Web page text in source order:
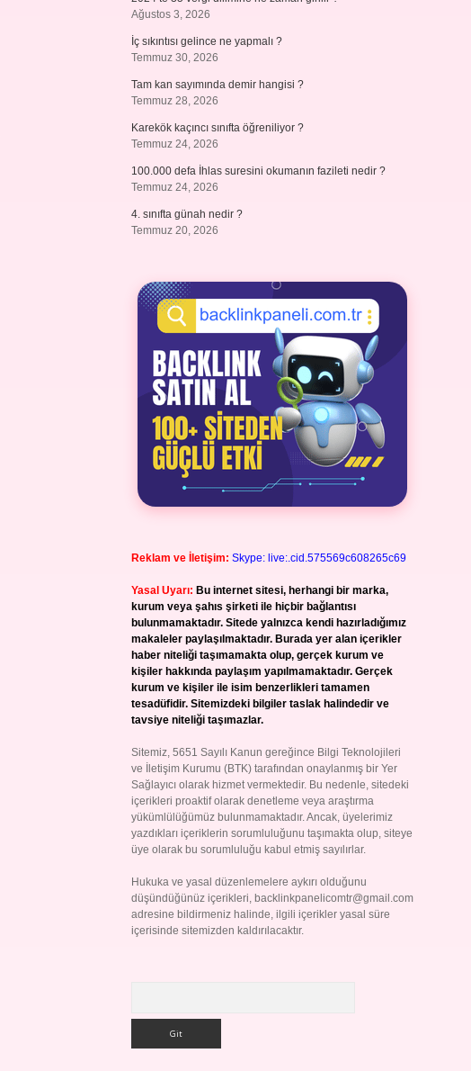
Ağustos 3, 2026
İç sıkıntısı gelince ne yapmalı ?
Temmuz 30, 2026
Tam kan sayımında demir hangisi ?
Temmuz 28, 2026
Karekök kaçıncı sınıfta öğreniliyor ?
Temmuz 24, 2026
100.000 defa İhlas suresini okumanın fazileti nedir ?
Temmuz 24, 2026
4. sınıfta günah nedir ?
Temmuz 20, 2026
Reklam ve İletişim: Skype: live:.cid.575569c608265c69
Yasal Uyarı: Bu internet sitesi, herhangi bir marka,
kurum veya şahıs şirketi ile hiçbir bağlantısı
bulunmamaktadır. Sitede yalnızca kendi hazırladığımız
makaleler paylaşılmaktadır. Burada yer alan içerikler
haber niteliği taşımamakta olup, gerçek kurum ve
kişiler hakkında paylaşım yapılmamaktadır. Gerçek
kurum ve kişiler ile isim benzerlikleri tamamen
tesadüfidir. Sitemizdeki bilgiler taslak halindedir ve
tavsiye niteliği taşımazlar.
Sitemiz, 5651 Sayılı Kanun gereğince Bilgi Teknolojileri
ve İletişim Kurumu (BTK) tarafından onaylanmış bir Yer
Sağlayıcı olarak hizmet vermektedir. Bu nedenle, sitedeki
içerikleri proaktif olarak denetleme veya araştırma
yükümlülüğümüz bulunmamaktadır. Ancak, üyelerimiz
yazdıkları içeriklerin sorumluluğunu taşımakta olup, siteye
üye olarak bu sorumluluğu kabul etmiş sayılırlar.
Hukuka ve yasal düzenlemelere aykırı olduğunu
düşündüğünüz içerikleri, backlinkpanelicomtr@gmail.com
adresine bildirmeniz halinde, ilgili içerikler yasal süre
içerisinde sitemizden kaldırılacaktır.